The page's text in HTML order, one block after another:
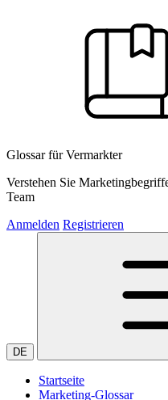
Glossar für Vermarkter
Verstehen Sie
Team
Anmelden Registrieren
DE
Startseite
Marketing-Glossar